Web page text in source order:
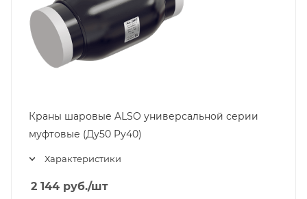
Краны шаровые ALSO универсальной серии
муфтовые (Ду50 Pу40)
Характеристики
2 144 руб./шт